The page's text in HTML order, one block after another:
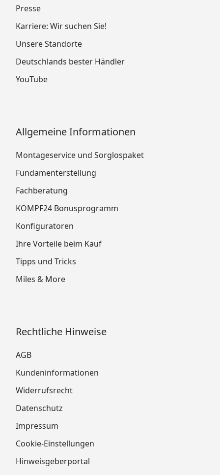
Presse
Karriere: Wir suchen Sie!
Unsere Standorte
Deutschlands bester Händler
YouTube
Allgemeine Informationen
Montageservice und Sorglospaket
Fundamenterstellung
Fachberatung
KÖMPF24 Bonusprogramm
Konfiguratoren
Ihre Vorteile beim Kauf
Tipps und Tricks
Miles & More
Rechtliche Hinweise
AGB
Kundeninformationen
Widerrufsrecht
Datenschutz
Impressum
Cookie-Einstellungen
Hinweisgeberportal